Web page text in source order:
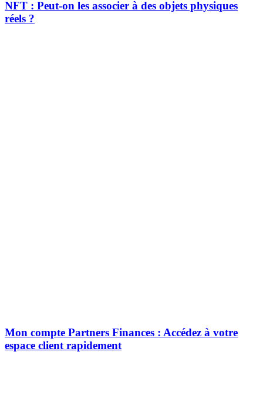
NFT : Peut-on les associer à des objets physiques
réels ?
Mon compte Partners Finances : Accédez à votre
espace client rapidement